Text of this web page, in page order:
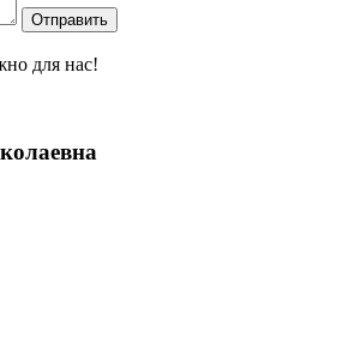
Отправить
для нас!